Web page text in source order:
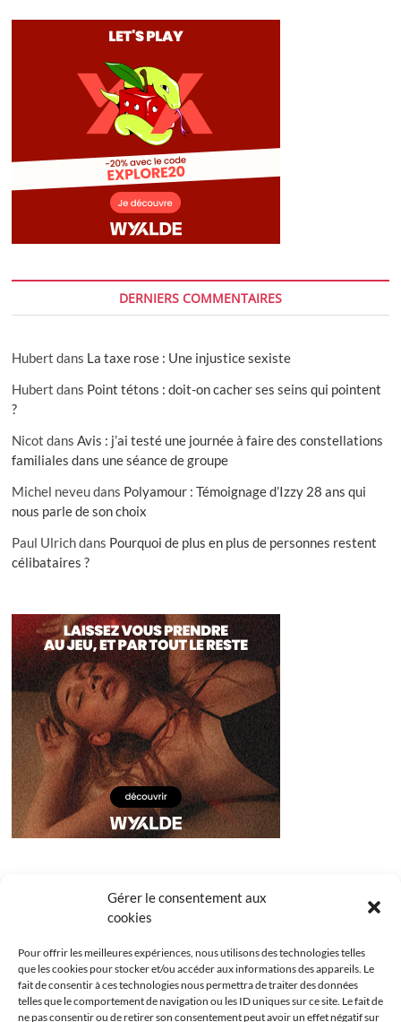
Gérer le consentement aux
cookies
Pour offrir les meilleures expériences, nous utilisons des technologies telles
que les cookies pour stocker et/ou accéder aux informations des appareils. Le
fait de consentir à ces technologies nous permettra de traiter des données
telles que le comportement de navigation ou les ID uniques sur ce site. Le fait de
ne pas consentir ou de retirer son consentement peut avoir un effet négatif sur
DERNIERS COMMENTAIRES
Hubert dans La taxe rose : Une injustice sexiste
Hubert dans Point tétons : doit-on cacher ses seins qui pointent
?
Nicot dansAvis : j’ai testé une journée à faire des constellations
familiales dans une séance de groupe
Michel neveudans Polyamour : Témoignage d’Izzy 28 ans qui
nous parle de son choix
Paul Ulrichdans Pourquoi de plus en plus de personnes restent
célibataires ?